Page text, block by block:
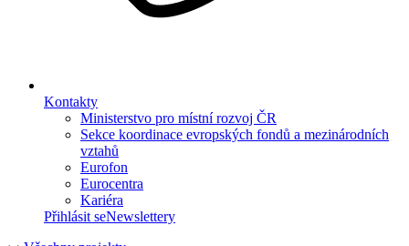
Kontakty
Ministerstvo pro místní rozvoj ČR
Sekce koordinace evropských fondů a mezinárodních
vztahů
Eurofon
Eurocentra
Kariéra
Přihlásit seNewslettery